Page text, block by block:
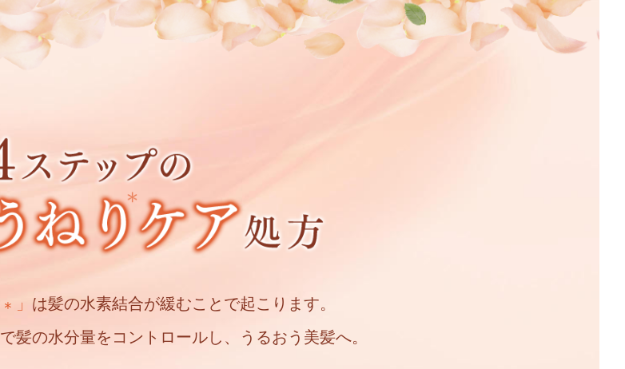
＊ 」 は髪の水素結合が緩むことで起こります。
で髪の水分量をコントロールし、うるおう美髪へ。